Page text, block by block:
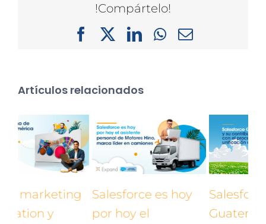
!Compártelo!
FacebookLinkedIn
WhatsApp
Correo
Artículos relacionados
Salesforce es hoy
por hoy el
Salesforce
Guatemala y su